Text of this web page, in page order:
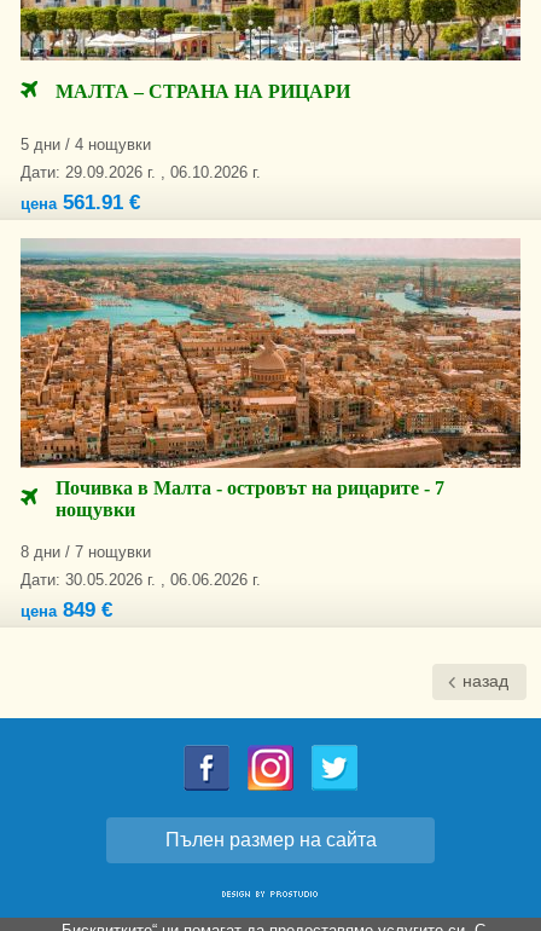
МАЛТА – СТРАНА НА РИЦАРИ
5 дни / 4 нощувки
Дати: 29.09.2026 г. , 06.10.2026 г.
цена561.91 €
Почивка в Малта - островът на рицарите - 7
нощувки
8 дни / 7 нощувки
Дати: 30.05.2026 г. , 06.06.2026 г.
цена849 €
назад
Пълен размер на сайта